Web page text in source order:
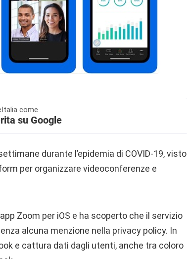
come
su Google
durante l’epidemia di COVID-19, visto
per organizzare videoconferenze e
Zoom per iOS e ha scoperto che il servizio
alcuna menzione nella privacy policy. In
e cattura dati dagli utenti, anche tra coloro